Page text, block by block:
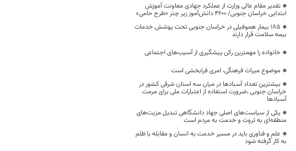
تقدیر مقام عالی وزارت از عملکرد جهادی معاونت آموزش
ابتدایی خراسان جنوبی/ ۴۶۰۰ دانش‌آموز زیر چتر «طرح حامی»
۱۸۵ بیمار هموفیلی در خراسان جنوبی تحت پوشش خدمات
بیمه سلامت قرار دارند
خانواده را مهمترین رکن پیشگیری از آسیب‌های اجتماعی
موضوع میراث فرهنگی، امری فرابخشی است
بیشترین تعداد آسبادها در میان سه استان شرقی کشور در
خراسان جنوبی ،ضرورت استفاده از اعتبارات ملی برای مرمت
آسبادها
یکی از سیاست‌های اصلی جهاد دانشگاهی تبدیل مزیت‌های
منطقه‌ای به ثروت و خدمت به مردم است
علم و فناوری باید در مسیر خدمت به انسان و مقابله با ظلم
به کار گرفته شود